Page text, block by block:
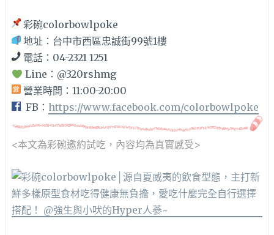
彩碗colorbowlpoke
地址：台中市西區忠誠街99號1樓
電話：04-2321 1251
Line： @320rshmg
營業時間：11:00-20:00
FB： https://www.facebook.com/colorbowlpoke
<本文為彩碗邀約試吃，內容均為真實感受>